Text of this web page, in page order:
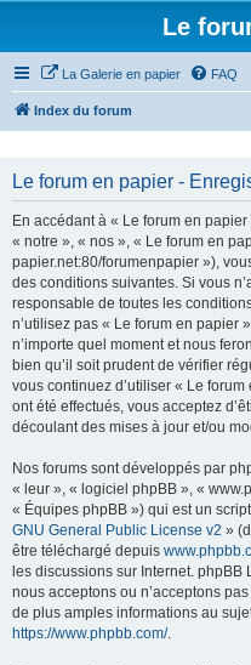
Le
La Galerie en papier FAQ
Index du forum
Le forum en papier -
En accédant à « Le forum en
« notre », « nos », « Le forum en
papier.net:80/forumenpapier »),
des conditions suivantes. Si vous
responsable de toutes les
n’utilisez pas « Le forum en papier
n’importe quel moment et nous
bien qu’il soit prudent de vérifier
vous continuez d’utiliser « Le
ont été effectués, vous acceptez
découlant des mises à jour et/ou
Nos forums sont développés par
« leur », « logiciel phpBB », «
« Équipes phpBB ») qui est un
GNU General Public License v2 »
être téléchargé depuis
les discussions sur Internet. phpBB
nous acceptons ou n’acceptons
de plus amples informations au
https://www.phpbb.com/.